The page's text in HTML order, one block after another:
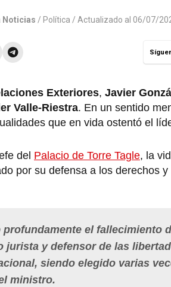
Noticias / Política / Actualizado al 06/07/
Exteriores, Javier
Valle-Riestra. En un sentido
que en vida ostentó el
del Palacio de Torre Tagle, la
por su defensa a los derechos
profundamente el fallecimiento
jurista y defensor de las
siendo elegido varias
ministro.